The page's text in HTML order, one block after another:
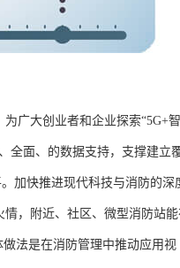
广大创业者和企业探索“5G+
全面、的数据支持，支撑建立
加快推进现代科技与消防的深
，附近、社区、微型消防站
法是在消防管理中推动应用视